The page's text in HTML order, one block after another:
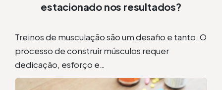
estacionado nos resultados?
Treinos de musculação são um desafio e tanto. O
processo de construir músculos requer
dedicação, esforço e…